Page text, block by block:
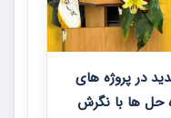
در پروژه های
حل ها با نگرش